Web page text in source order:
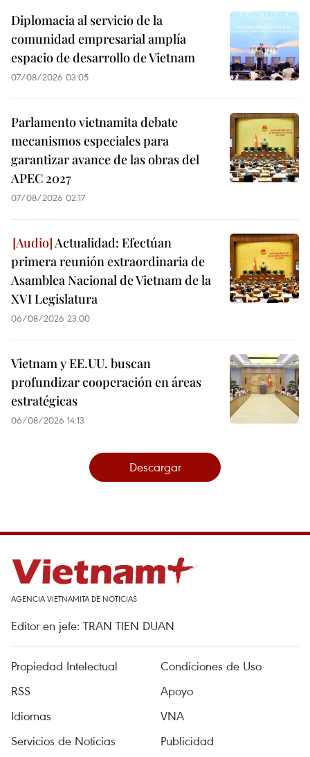
Diplomacia al servicio de la
comunidad empresarial amplía
espacio de desarrollo de Vietnam
07/08/2026 03:05
Parlamento vietnamita debate
mecanismos especiales para
garantizar avance de las obras del
APEC 2027
07/08/2026 02:17
Actualidad: Efectúan
primera reunión extraordinaria de
Asamblea Nacional de Vietnam de la
XVI Legislatura
06/08/2026 23:00
Vietnam y EE.UU. buscan
profundizar cooperación en áreas
estratégicas
06/08/2026 14:13
Descargar
AGENCIA VIETNAMITA DE NOTICIAS
Editor en jefe: TRAN TIEN DUAN
Propiedad Intelectual
Condiciones de Uso
RSS
Apoyo
Idiomas
VNA
Servicios de Noticias
Publicidad